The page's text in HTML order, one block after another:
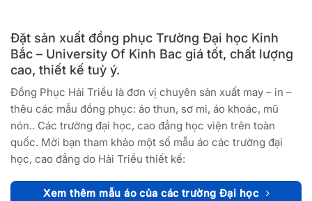
Đặt sản xuất đồng phục Trường Đại học Kinh
Bắc – University Of Kinh Bac giá tốt, chất lượng
cao, thiết kế tuỳ ý.
Đồng Phục Hải Triều là đơn vị chuyên sản xuất may – in –
thêu các mẫu đồng phục: áo thun, sơ mi, áo khoác, mũ
nón.. Các trường đại học, cao đẳng học viện trên toàn
quốc. Mời bạn tham khảo một số mẫu áo các trường đại
học, cao đẳng do Hải Triều thiết kế:
Xem thêm mẫu áo của các trường Đại học